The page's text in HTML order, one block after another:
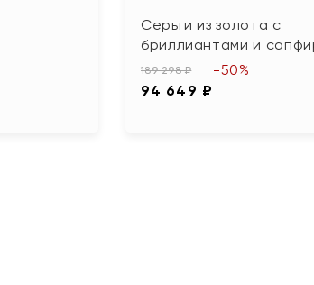
Серьги из золота с
бриллиантами и
189 298 ₽
94 649 ₽
-50%